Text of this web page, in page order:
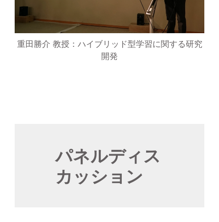
重田勝介 教授：ハイブリッド型学習に関する研究
開発
パネルディス
カッション